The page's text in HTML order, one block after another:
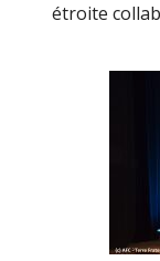
étroite